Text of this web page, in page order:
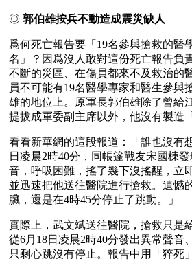
◎ 郭伯雄按兵不動造成震災缺人
爲何死亡報告要「19名參與搶救的醫
名」？因爲沒人敢對這份死亡報告負
不斷的災區、在傷員都來不及救治的
員不可能有19名醫學專家和醫生參與
雄的地位上。原軍長郭伯雄除了曾給
提拔成軍委副主席以外，他沒有製造
看看新華網的這段報道：「誰也沒有
日凌晨2時40分，同帳篷戰友宋國棟
音，呼吸困難，搖了幾下沒搖醒，立
並迅速把他送往醫院進行搶救。遺憾
臟，還是在4時45分停止了跳動。」
實際上，武文斌送往醫院，搶救只是
從6月18日凌晨2時40分發出異常聲音
只剩心跳沒有停止。報告中用「猝死